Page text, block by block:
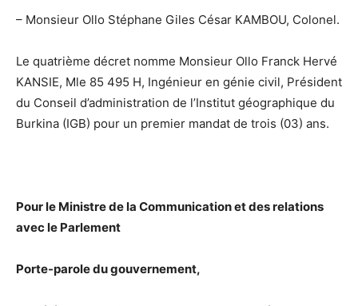
– Monsieur Ollo Stéphane Giles César KAMBOU, Colonel.
Le quatrième décret nomme Monsieur Ollo Franck Hervé
KANSIE, Mle 85 495 H, Ingénieur en génie civil, Président
du Conseil d’administration de l’Institut géographique du
Burkina (IGB) pour un premier mandat de trois (03) ans.
Pour le Ministre de la Communication et des relations
avec le Parlement
Porte-parole du gouvernement,